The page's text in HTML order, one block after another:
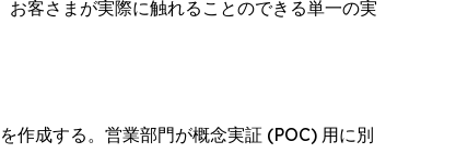
客さまが実際に触れることのできる単一の実
作成する。営業部門が概念実証 (POC) 用に別